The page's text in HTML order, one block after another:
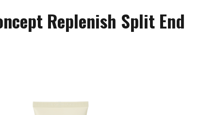
Replenish Split End